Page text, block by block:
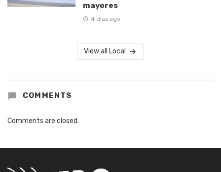
mayores
4 días ago
View all Local
COMMENTS
Comments are closed.